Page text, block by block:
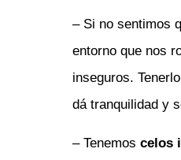
– Si no sentimos
entorno que nos
inseguros.
dá tranquilidad y
– Tenemos celos